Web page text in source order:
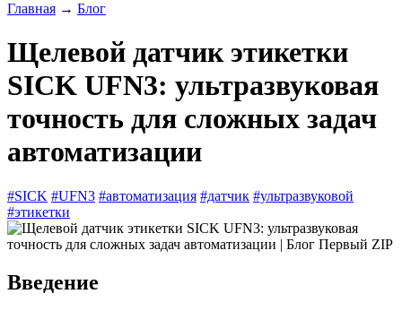
Главная → Блог
Щелевой датчик этикетки
SICK UFN3: ультразвуковая
точность для сложных задач
автоматизации
#SICK #UFN3 #автоматизация #датчик #ультразвуковой
#этикетки
Введение